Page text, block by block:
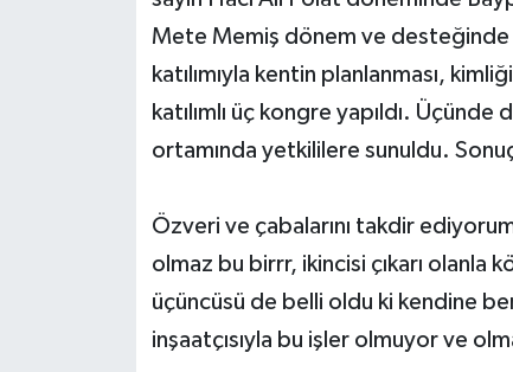
Mete Memiş dönem ve desteğinde
katılımıyla kentin planlanması,
katılımlı üç kongre yapıldı.
ortamında yetkililere sunuldu.
Özveri ve çabalarını takdir
olmaz bu birrr, ikincisi çıkarı olanla
üçüncüsü de belli oldu ki kendine
inşaatçısıyla bu işler olmuyor ve